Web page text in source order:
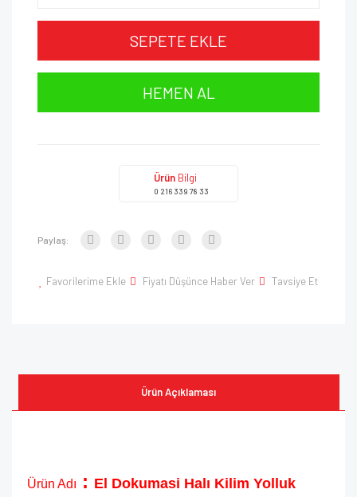
SEPETE EKLE
HEMEN AL
Ürün Bilgi
0 216 339 78 33
Paylaş:
Favorilerime Ekle Fiyatı Düşünce Haber Ver Tavsiye Et
Ürün Açıklaması
Ürün Adı : El Dokumasi Halı Kilim Yolluk